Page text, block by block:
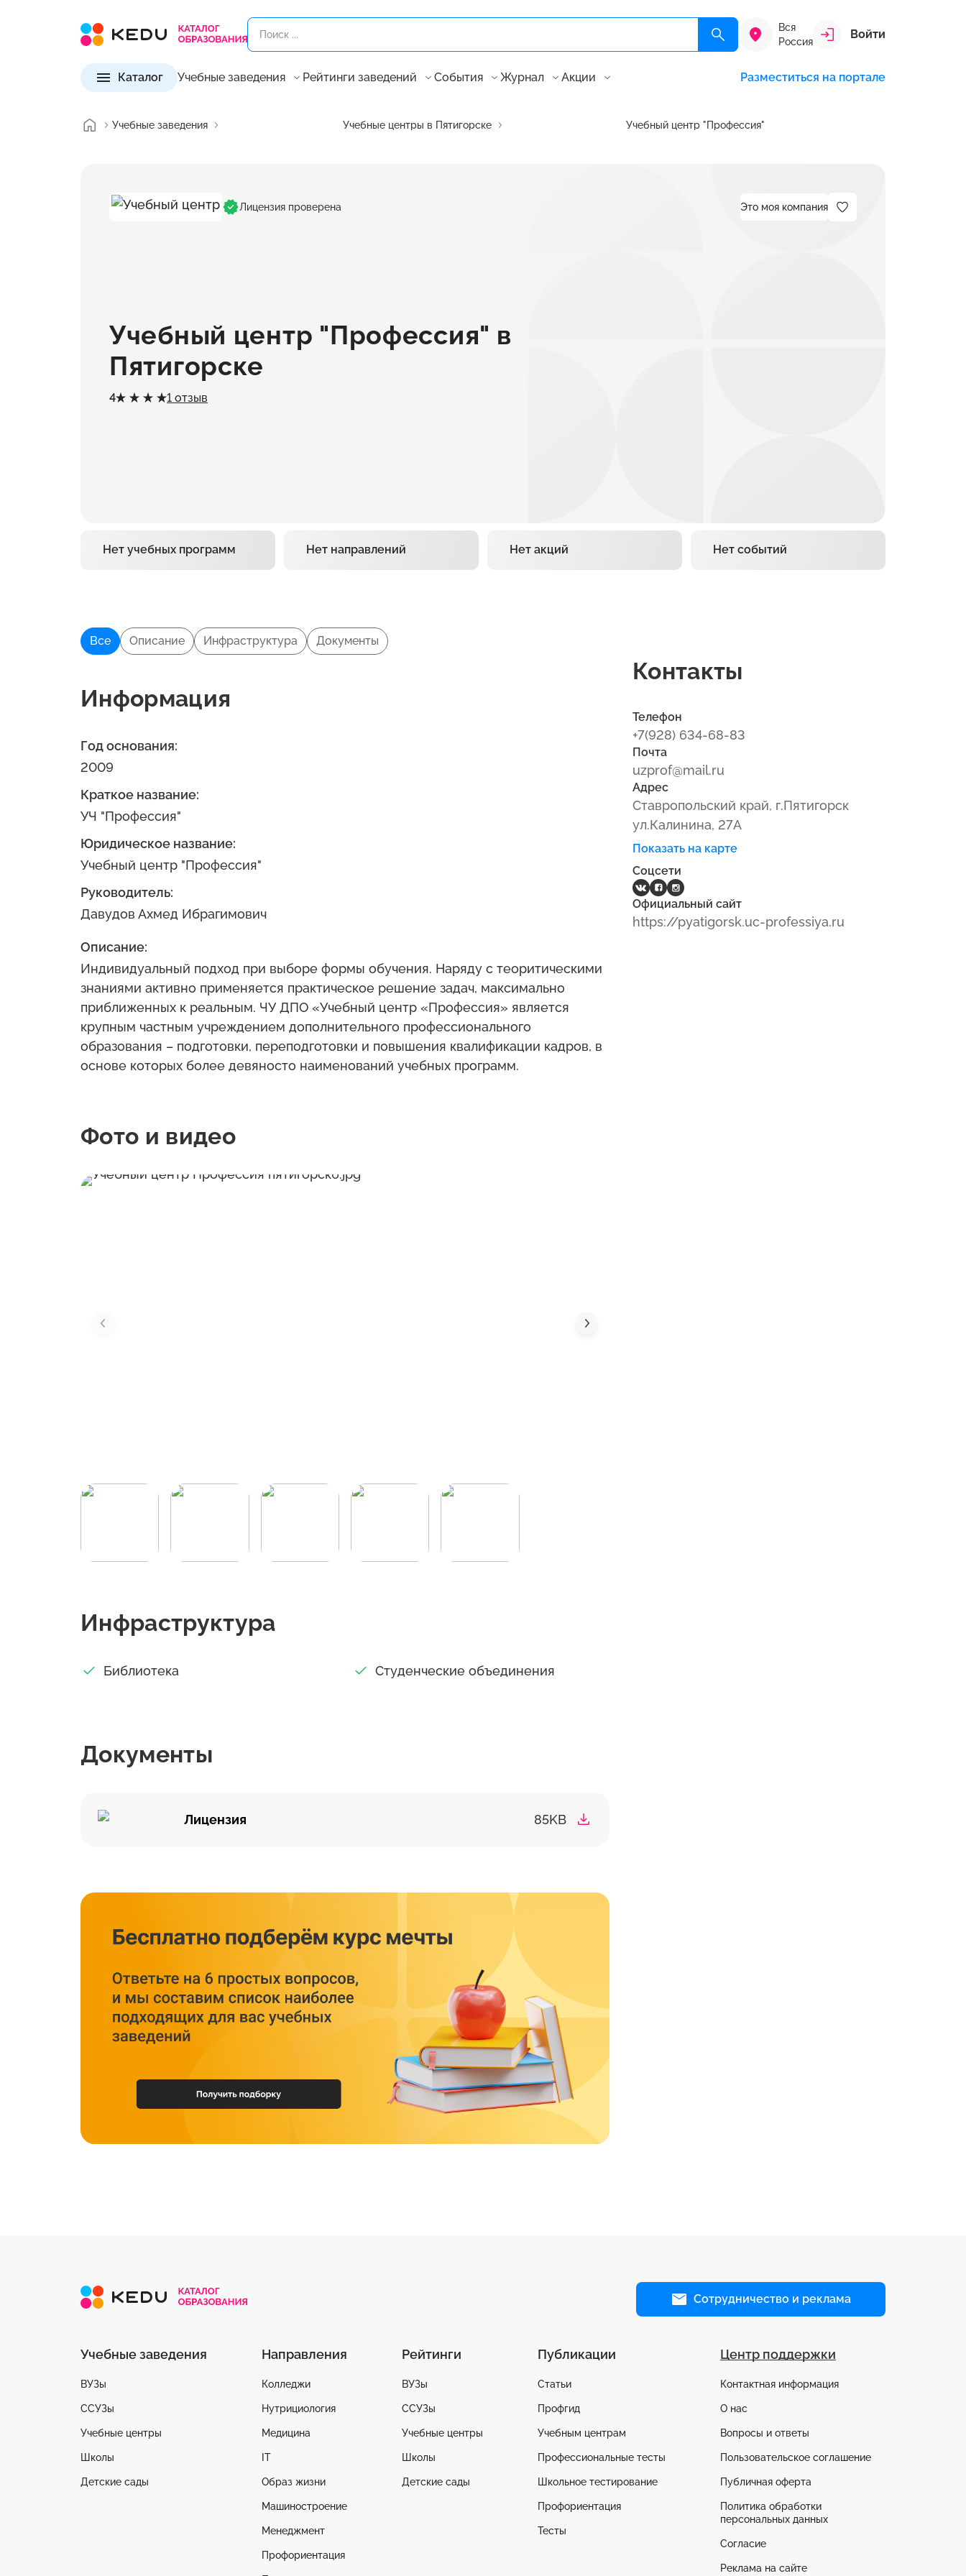
Вся
Россия
Войти
Каталог Учебные заведения Рейтинги заведений События Журнал Акции Разместиться на портале
Учебные заведения Учебные центры в Пятигорске Учебный центр "Профессия"
Лицензия проверена Это моя компания
Учебный центр "Профессия" в
Пятигорске
4 1 отзыв
Нет учебных программ Нет направлений Нет акций Нет событий
Все Описание Инфраструктура Документы
Информация
Год основания:
2009
Краткое название:
УЧ "Профессия"
Юридическое название:
Учебный центр "Профессия"
Руководитель:
Давудов Ахмед Ибрагимович
Описание:
Индивидуальный подход при выборе формы обучения. Наряду с теоритическими
знаниями активно применяется практическое решение задач, максимально
приближенных к реальным. ЧУ ДПО «Учебный центр «Профессия» является
крупным частным учреждением дополнительного профессионального
образования – подготовки, переподготовки и повышения квалификации кадров, в
основе которых более девяносто наименований учебных программ.
Фото и видео
Инфраструктура
Библиотека Студенческие объединения
Документы
Лицензия 85KB
Контакты
Телефон
+7(928) 634-68-83
Почта
uzprof@mail.ru
Адрес
Ставропольский край, г.Пятигорск
ул.Калинина, 27А
Показать на карте
Соцсети
Официальный сайт
https://pyatigorsk.uc-professiya.ru
Сотрудничество и реклама
Учебные заведения
ВУЗы
ССУЗы
Учебные центры
Школы
Детские сады
Направления
Колледжи
Нутрициология
Медицина
IT
Образ жизни
Машиностроение
Менеджмент
Профориентация
Рейтинги
ВУЗы
ССУЗы
Учебные центры
Школы
Детские сады
Публикации
Статьи
Профгид
Учебным центрам
Профессиональные тесты
Школьное тестирование
Профориентация
Тесты
Центр поддержки
Контактная информация
О нас
Вопросы и ответы
Пользовательское соглашение
Публичная оферта
Политика обработки
персональных данных
Согласие
Реклама на сайте